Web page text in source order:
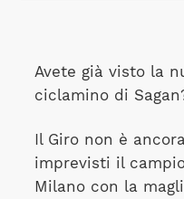
Avete già visto la
ciclamino di
Il Giro non è
imprevisti il
Milano con la